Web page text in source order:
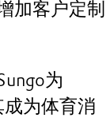
加客户定制
为
为体育消